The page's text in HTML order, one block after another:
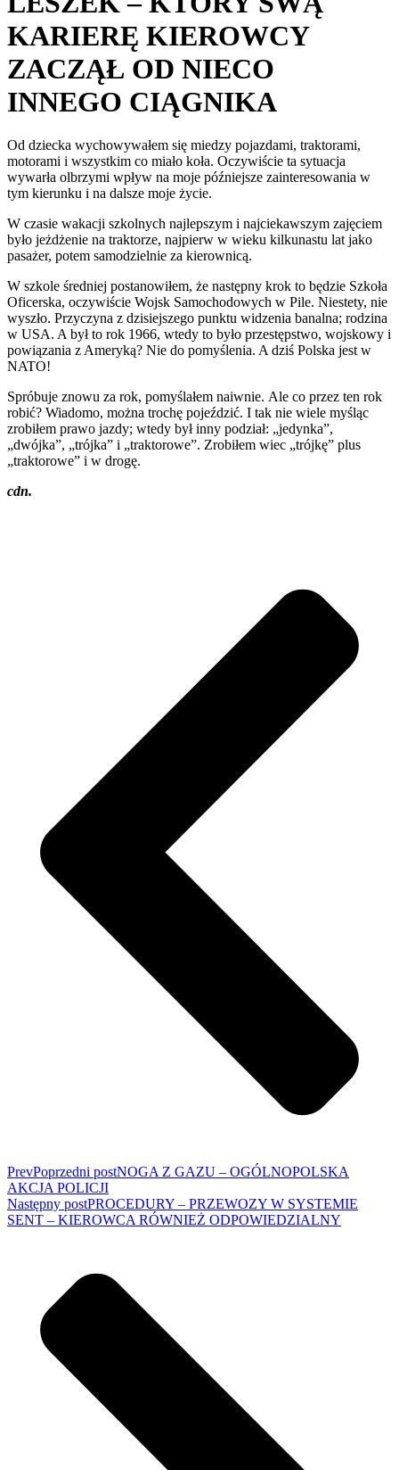
KARIERĘ KIEROWCY
ZACZĄŁ OD NIECO
INNEGO CIĄGNIKA
Od dziecka wychowywałem się miedzy pojazdami, traktorami,
motorami i wszystkim co miało koła. Oczywiście ta sytuacja
wywarła olbrzymi wpływ na moje późniejsze zainteresowania w
tym kierunku i na dalsze moje życie.
W czasie wakacji szkolnych najlepszym i najciekawszym zajęciem
było jeżdżenie na traktorze, najpierw w wieku kilkunastu lat jako
pasażer, potem samodzielnie za kierownicą.
W szkole średniej postanowiłem, że następny krok to będzie Szkoła
Oficerska, oczywiście Wojsk Samochodowych w Pile. Niestety, nie
wyszło. Przyczyna z dzisiejszego punktu widzenia banalna; rodzina
w USA. A był to rok 1966, wtedy to było przestępstwo, wojskowy i
powiązania z Ameryką? Nie do pomyślenia. A dziś Polska jest w
NATO!
Spróbuje znowu za rok, pomyślałem naiwnie. Ale co przez ten rok
robić? Wiadomo, można trochę pojeździć. I tak nie wiele myśląc
zrobiłem prawo jazdy; wtedy był inny podział: „jedynka”,
„dwójka”, „trójka” i „traktorowe”. Zrobiłem wiec „trójkę” plus
„traktorowe” i w drogę.
cdn.
PrevPoprzedni postNOGA Z GAZU – OGÓLNOPOLSKA
AKCJA POLICJI
Następny postPROCEDURY – PRZEWOZY W SYSTEMIE
SENT – KIEROWCA RÓWNIEŻ ODPOWIEDZIALNY